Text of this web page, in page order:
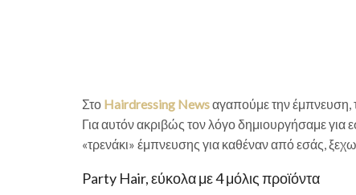
Στο Hairdressing Newsαγαπούμε την έμπνευση,
Για αυτόν ακριβώς τον λόγο δημιουργήσαμε για
«τρενάκι» έμπνευσης για καθέναν από εσάς,
Party Hair, εύκολα με 4 μόλις προϊόντα